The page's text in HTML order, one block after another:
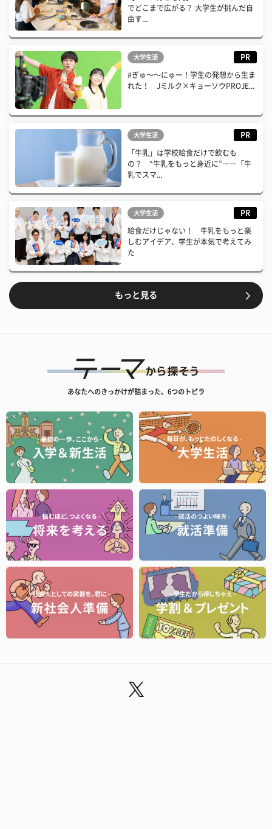
でどこまで広がる？ 大学生が挑んだ自
由す...
大学生活 PR
#ぎゅ〜〜にゅー！学生の発想から生ま
れた！ Jミルク×キョーソウPROJE...
大学生活 PR
「牛乳」は学校給食だけで飲むも
の？ “牛乳をもっと身近に”――「牛
乳でスマ...
大学生活 PR
給食だけじゃない！ 牛乳をもっと楽
しむアイデア、学生が本気で考えてみ
た
もっと見る
あなたへのきっかけが詰まった、6つのトビラ